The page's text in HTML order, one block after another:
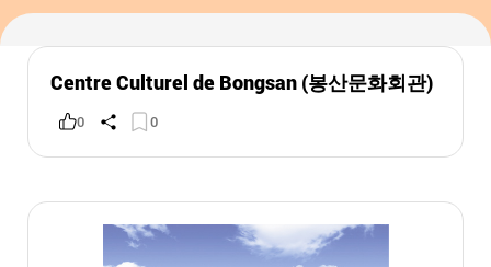
Centre Culturel de Bongsan (봉산문화회관)
0 0